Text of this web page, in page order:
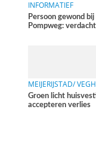
INFORMATIEF
Persoon gewond
Pompweg:
MEIJERIJSTAD/
Groen licht
accepteren verlies